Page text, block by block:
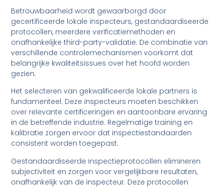
Betrouwbaarheid wordt gewaarborgd door
gecertificeerde lokale inspecteurs, gestandaardiseerde
protocollen, meerdere verificatiemethoden en
onafhankelijke third-party-validatie. De combinatie van
verschillende controlemechanismen voorkomt dat
belangrijke kwaliteitsissues over het hoofd worden
gezien.
Het selecteren van gekwalificeerde lokale partners is
fundamenteel. Deze inspecteurs moeten beschikken
over relevante certificeringen en aantoonbare ervaring
in de betreffende industrie. Regelmatige training en
kalibratie zorgen ervoor dat inspectiestandaarden
consistent worden toegepast.
Gestandaardiseerde inspectieprotocollen elimineren
subjectiviteit en zorgen voor vergelijkbare resultaten,
onafhankelijk van de inspecteur. Deze protocollen